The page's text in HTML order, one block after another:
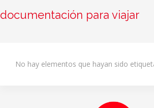
documentación para viajar
No hay elementos que hayan sido